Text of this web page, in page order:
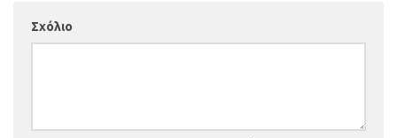
Σχόλιο